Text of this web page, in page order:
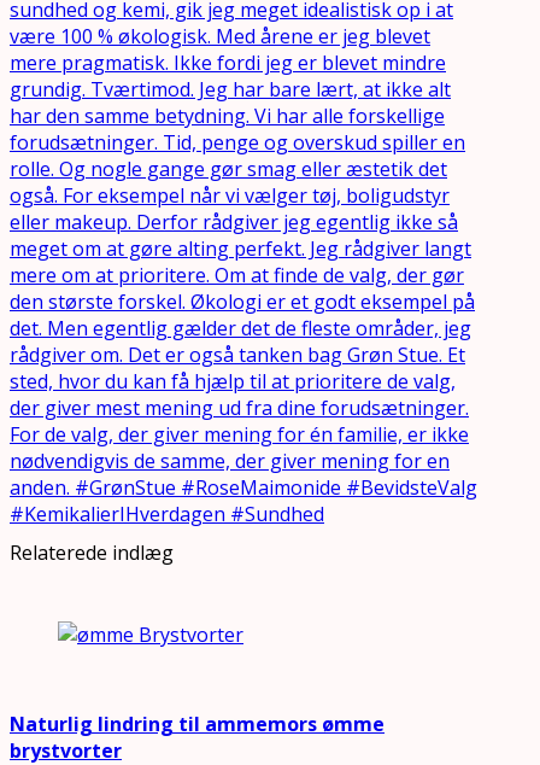
Relaterede indlæg
Naturlig lindring til ammemors ømme
brystvorter